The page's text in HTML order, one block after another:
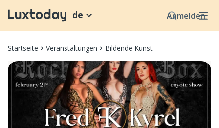
Anmelden
de
Startseite Veranstaltungen Bildende Kunst